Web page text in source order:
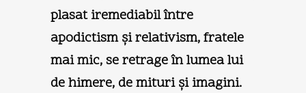
plasat iremediabil între
apodictism şi relativism, fratele
mai mic, se retrage în lumea lui
de himere, de mituri şi imagini.